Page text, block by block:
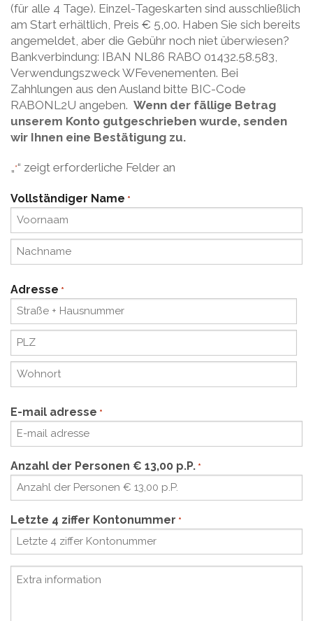
WFevenementen
(für alle 4 Tage). Einzel-Tageskarten sind ausschließlich
am Start erhältlich, Preis € 5,00. Haben Sie sich bereits
angemeldet, aber die Gebühr noch niet überwiesen?
Bankverbindung: IBAN NL86 RABO 01432.58.583,
Verwendungszweck WFevenementen. Bei
Zahhlungen aus den Ausland bitte BIC-Code
RABONL2U angeben. Wenn der fällige Betrag
unserem Konto gutgeschrieben wurde, senden
wir Ihnen eine Bestätigung zu.
„*“ zeigt erforderliche Felder an
Vollständiger Name *
Vorname
Adresse *
Anschrift
Postcode
E-mail adresse *
Anzahl der Personen € 13,00 p.P. *
Letzte 4 ziffer Kontonummer *
Untitled